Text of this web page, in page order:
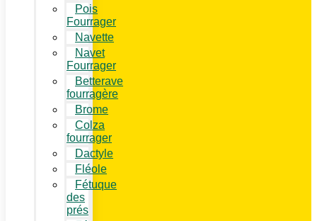
Pois
Fourrager
Navette
Navet
Fourrager
Betterave
fourragère
Brome
Colza
fourrager
Dactyle
Fléole
Fétuque
des
prés